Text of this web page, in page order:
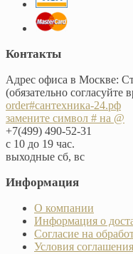
Контакты
Адрес офиса в Москве:
(обязательно согласуйте
order#сантехника-24.рф
замените символ # на @
+7(499) 490-52-31
с 10 до 19 час.
выходные сб, вс
Информация
О компании
Информация о
Согласие на
Условия соглашения